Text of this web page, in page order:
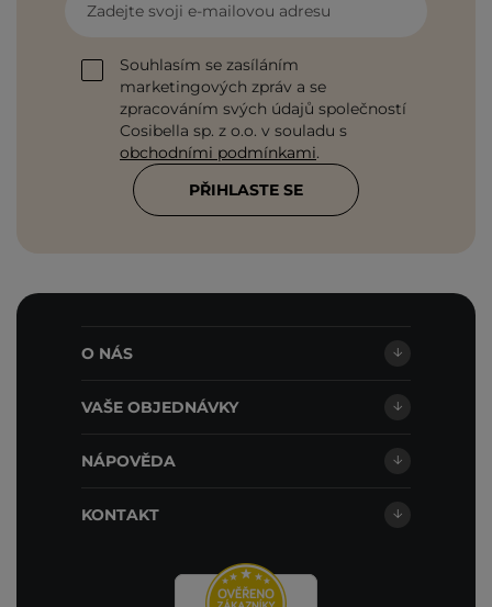
Zadejte svoji e-mailovou adresu
Souhlasím se zasíláním
marketingových zpráv a se
zpracováním svých údajů společností
Cosibella sp. z o.o. v souladu s
obchodními podmínkami.
PŘIHLASTE SE
O NÁS
VAŠE OBJEDNÁVKY
NÁPOVĚDA
KONTAKT